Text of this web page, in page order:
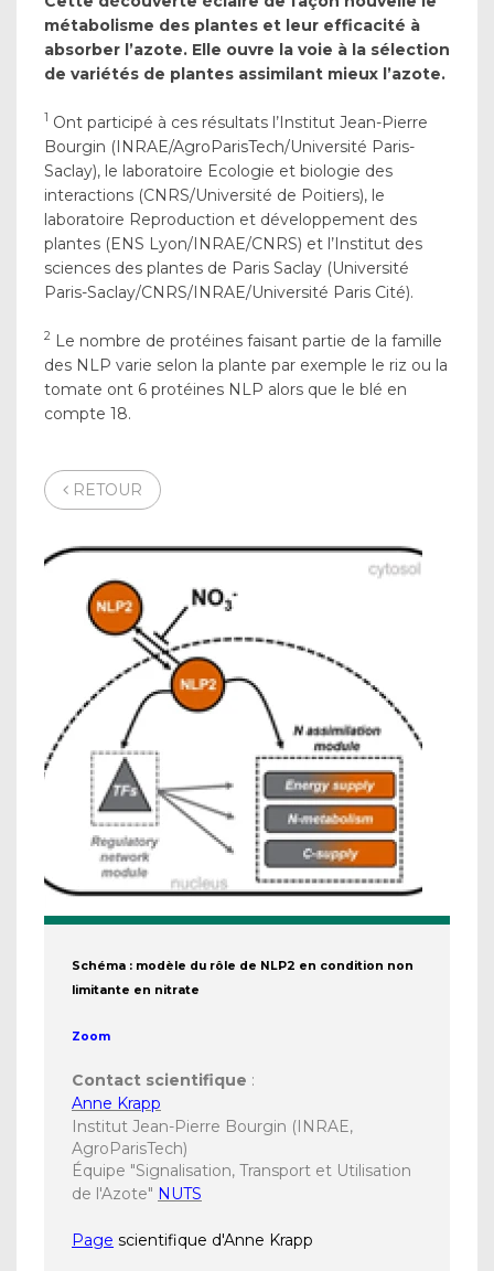
métabolisme des plantes et leur efficacité à
absorber l’azote. Elle ouvre la voie à la sélection
de variétés de plantes assimilant mieux l’azote.
1 Ont participé à ces résultats l’Institut Jean-Pierre
Bourgin (INRAE/AgroParisTech/Université Paris-
Saclay), le laboratoire Ecologie et biologie des
interactions (CNRS/Université de Poitiers), le
laboratoire Reproduction et développement des
plantes (ENS Lyon/INRAE/CNRS) et l’Institut des
sciences des plantes de Paris Saclay (Université
Paris-Saclay/CNRS/INRAE/Université Paris Cité).
2 Le nombre de protéines faisant partie de la famille
des NLP varie selon la plante par exemple le riz ou la
tomate ont 6 protéines NLP alors que le blé en
compte 18.
RETOUR
Schéma : modèle du rôle de NLP2 en condition non
limitante en nitrate
Zoom
Contact scientifique :
Anne Krapp
Institut Jean-Pierre Bourgin (INRAE,
AgroParisTech)
Équipe "Signalisation, Transport et Utilisation
de l'Azote" NUTS
Page scientifique d'Anne Krapp